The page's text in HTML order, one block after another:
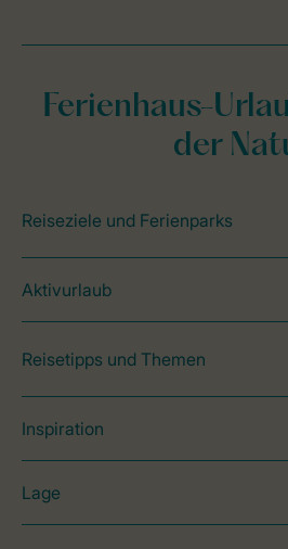
Ferienhaus-
der
Reiseziele und Ferienparks
Aktivurlaub
Reisetipps und Themen
Inspiration
Lage